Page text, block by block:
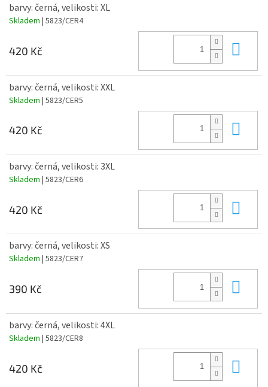
barvy: černá, velikosti: XL
Skladem | 5823/CER4
420 Kč
barvy: černá, velikosti: XXL
Skladem | 5823/CER5
420 Kč
barvy: černá, velikosti: 3XL
Skladem | 5823/CER6
420 Kč
barvy: černá, velikosti: XS
Skladem | 5823/CER7
390 Kč
barvy: černá, velikosti: 4XL
Skladem | 5823/CER8
420 Kč